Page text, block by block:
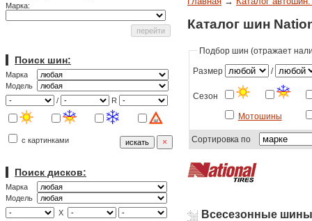
Марка:
Поиск шин:
Марка
Модель
/
R
с картинками
Поиск дисков:
Марка
Модель
X
Каталог шин
Подбор шин (отражает
Размер /
Сезон
Мотошины
Сортировка по
Всесезонные